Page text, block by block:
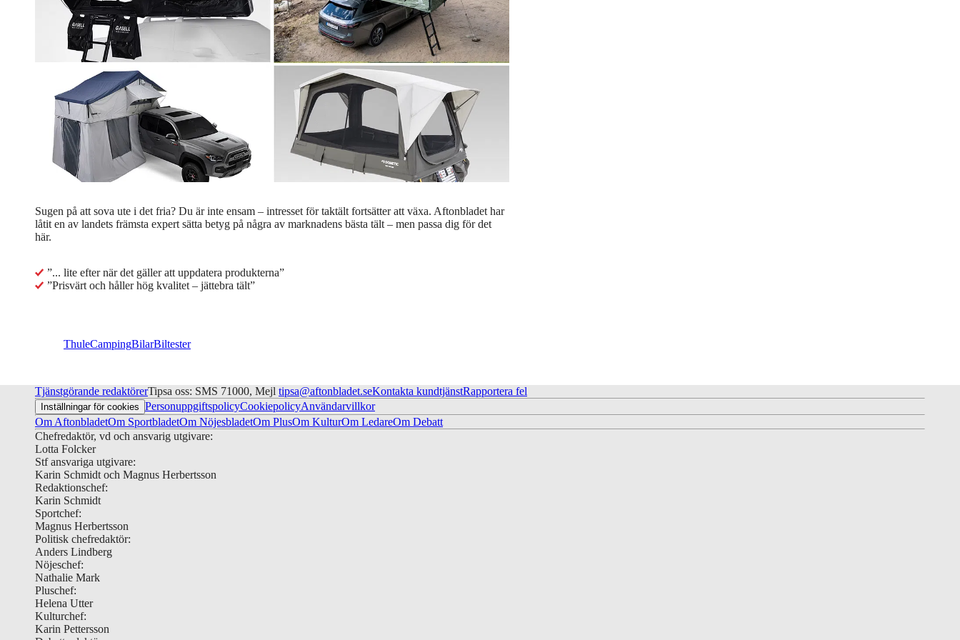
Sugen på att sova ute i det fria? Du är inte ensam – intresset för taktält fortsätter att växa. Aftonbladet har
låtit en av landets främsta expert sätta betyg på några av marknadens bästa tält – men passa dig för det
här.
”... lite efter när det gäller att uppdatera produkterna”
”Prisvärt och håller hög kvalitet – jättebra tält”
ThuleCampingBilarBiltester
Tjänstgörande redaktörerTipsa oss: SMS 71000, Mejl tipsa@aftonbladet.seKontakta kundtjänstRapportera fel
Inställningar för cookies PersonuppgiftspolicyCookiepolicyAnvändarvillkor
Om AftonbladetOm SportbladetOm NöjesbladetOm PlusOm KulturOm LedareOm Debatt
Chefredaktör, vd och ansvarig utgivare:
Lotta Folcker
Stf ansvariga utgivare:
Karin Schmidt och Magnus Herbertsson
Redaktionschef:
Karin Schmidt
Sportchef:
Magnus Herbertsson
Politisk chefredaktör:
Anders Lindberg
Nöjeschef:
Nathalie Mark
Pluschef:
Helena Utter
Kulturchef:
Karin Pettersson